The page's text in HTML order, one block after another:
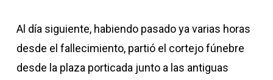
Al día siguiente, habiendo pasado ya varias horas
desde el fallecimiento, partió el cortejo fúnebre
desde la plaza porticada junto a las antiguas